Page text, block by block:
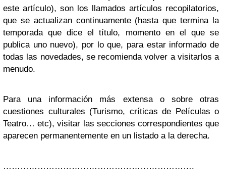
este artículo), son los llamados artículos recopilatorios,
que se actualizan continuamente (hasta que termina la
temporada que dice el título, momento en el que se
publica uno nuevo), por lo que, para estar informado de
todas las novedades, se recomienda volver a visitarlos a
menudo.
Para una información más extensa o sobre otras
cuestiones culturales (Turismo, críticas de Películas o
Teatro… etc), visitar las secciones correspondientes que
aparecen permanentemente en un listado a la derecha.
………………………………………………………….